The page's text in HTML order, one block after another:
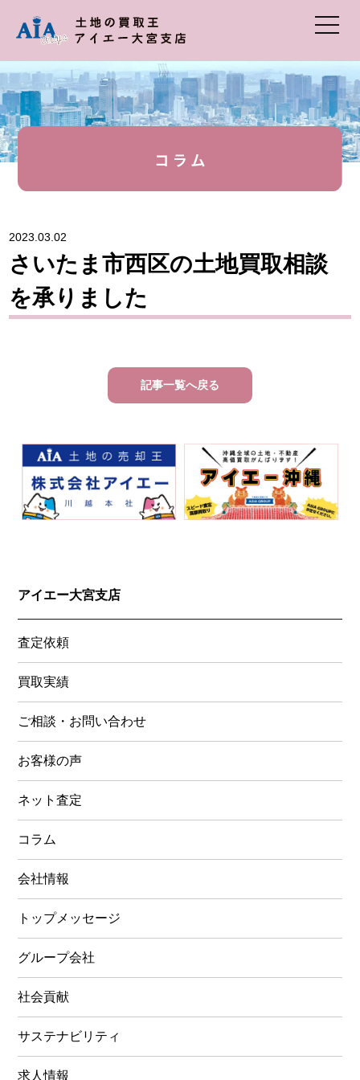
2023.03.02
さいたま市西区の土地買取相談
を承りました
記事一覧へ戻る
アイエー大宮支店
査定依頼
買取実績
ご相談・お問い合わせ
お客様の声
ネット査定
コラム
会社情報
トップメッセージ
グループ会社
社会貢献
サステナビリティ
求人情報